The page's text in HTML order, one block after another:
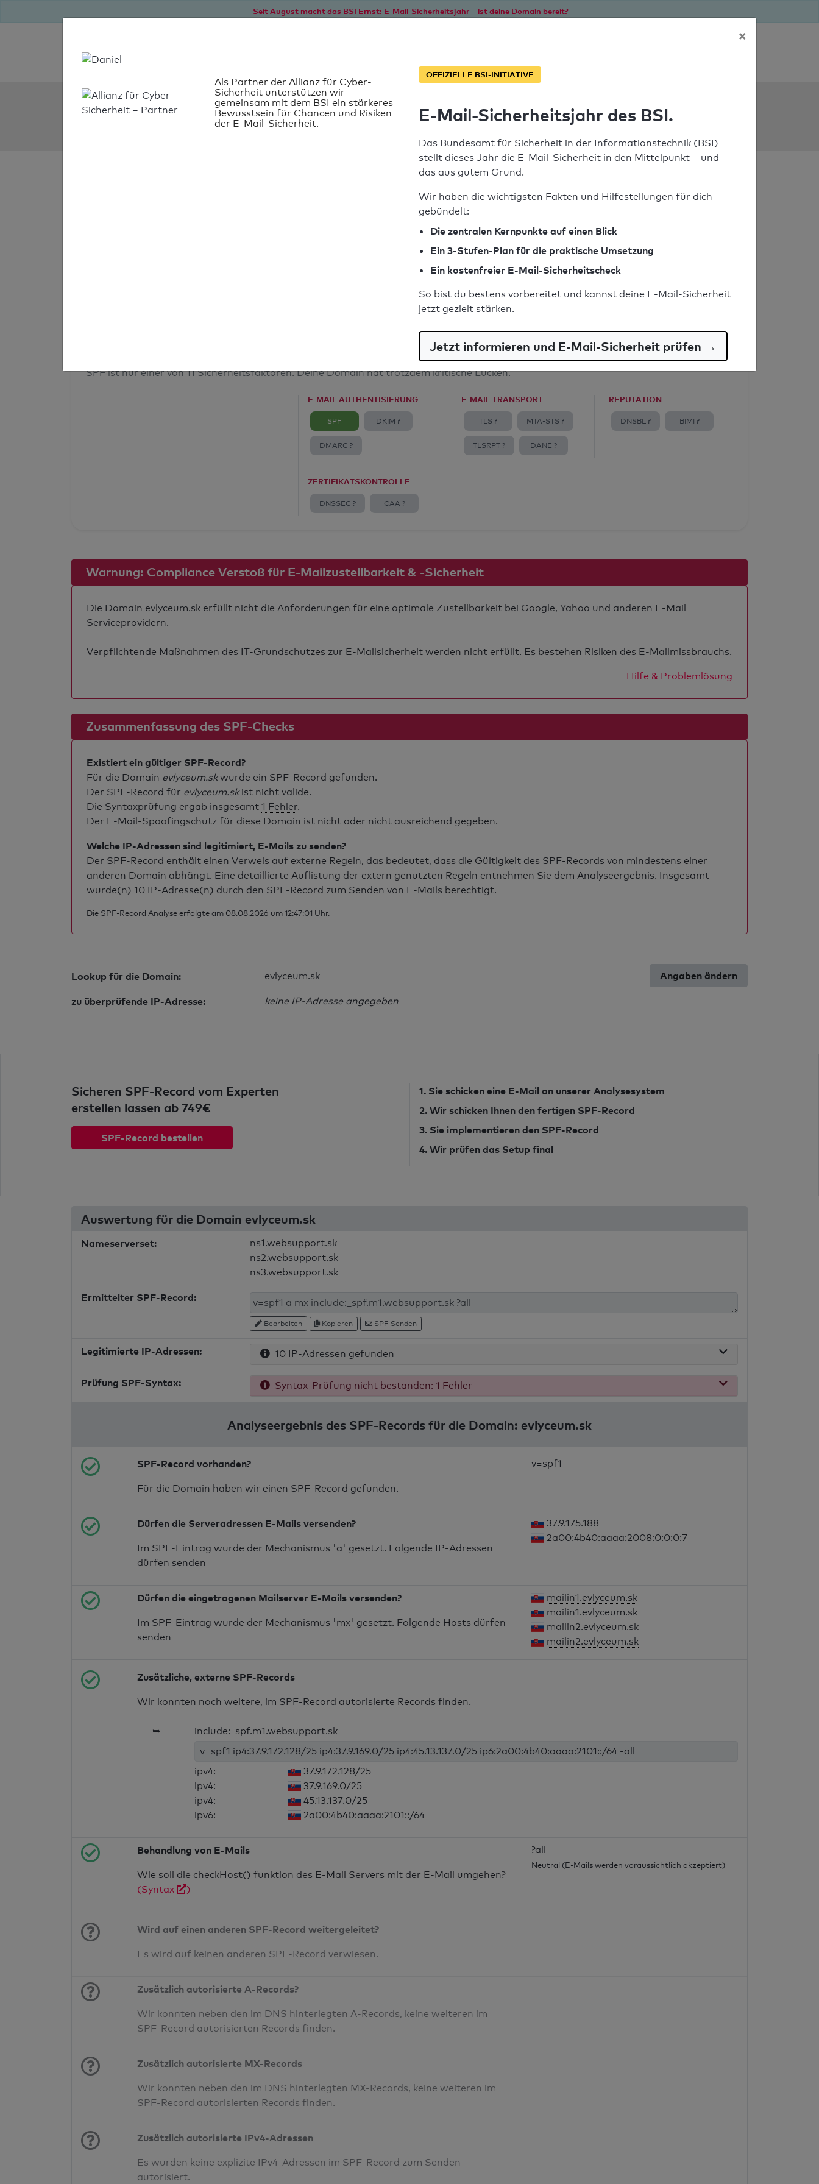
Seit August macht das BSI Ernst: E-Mail-Sicherheitsjahr – ist deine Domain bereit?
SPF Check:
Syntaxprüfung: 1 Fehler
SPF ist nur einer von 11 Sicherheitsfaktoren. Deine Domain hat trotzdem kritische Lücken.
E-MAIL AUTHENTISIERUNG
SPF DKIM ?
DMARC ?
E-MAIL TRANSPORT
TLS ? MTA-STS ?
TLSRPT ? DANE ?
REPUTATION
DNSBL ? BIMI ?
ZERTIFIKATSKONTROLLE
DNSSEC ? CAA ?
Warnung: Compliance Verstoß für E-Mailzustellbarkeit & -Sicherheit
Die Domain evlyceum.sk erfüllt nicht die Anforderungen für eine optimale Zustellbarkeit bei Google, Yahoo und anderen E-Mail
Serviceprovidern.
Verpflichtende Maßnahmen des IT-Grundschutzes zur E-Mailsicherheit werden nicht erfüllt. Es bestehen Risiken des E-Mailmissbrauchs.
Hilfe & Problemlösung
Zusammenfassung des SPF-Checks
Existiert ein gültiger SPF-Record?
Für die Domain evlyceum.skwurde ein SPF-Record gefunden.
Der SPF-Record für evlyceum.skist nicht valide.
Die Syntaxprüfung ergab insgesamt 1 Fehler.
Der E-Mail-Spoofingschutz für diese Domain ist nicht oder nicht ausreichend gegeben.
Welche IP-Adressen sind legitimiert, E-Mails zu senden?
Der SPF-Record enthält einen Verweis auf externe Regeln, das bedeutet, dass die Gültigkeit des SPF-Records von mindestens einer
anderen Domain abhängt. Eine detaillierte Auflistung der extern genutzten Regeln entnehmen Sie dem Analyseergebnis. Insgesamt
wurde(n) 10 IP-Adresse(n) durch den SPF-Record zum Senden von E-Mails berechtigt.
Die SPF-Record Analyse erfolgte am 08.08.2026 um 12:47:01 Uhr.
Lookup für die Domain: evlyceum.sk
zu überprüfende IP-Adresse: keine IP-Adresse angegeben
Angaben ändern
×
Als Partner der Allianz für Cyber-
Sicherheit unterstützen wir
gemeinsam mit dem BSI ein stärkeres
Bewusstsein für Chancen und Risiken
der E-Mail-Sicherheit.
OFFIZIELLE BSI-INITIATIVE
E-Mail-Sicherheitsjahr des BSI.
Das Bundesamt für Sicherheit in der Informationstechnik (BSI)
stellt dieses Jahr die E-Mail-Sicherheit in den Mittelpunkt – und
das aus gutem Grund.
Wir haben die wichtigsten Fakten und Hilfestellungen für dich
gebündelt:
Die zentralen Kernpunkte auf einen Blick
Ein 3-Stufen-Plan für die praktische Umsetzung
Ein kostenfreier E-Mail-Sicherheitscheck
So bist du bestens vorbereitet und kannst deine E-Mail-Sicherheit
jetzt gezielt stärken.
Jetzt informieren und E-Mail-Sicherheit prüfen →
Sicheren SPF-Record vom Experten
erstellen lassen ab 749€
SPF-Record bestellen
1. Sie schicken eine E-Mail an unserer Analysesystem
2. Wir schicken Ihnen den fertigen SPF-Record
3. Sie implementieren den SPF-Record
4. Wir prüfen das Setup final
Auswertung für die Domain evlyceum.sk
Nameserverset:
ns1.websupport.sk
ns2.websupport.sk
ns3.websupport.sk
Ermittelter SPF-Record:
Bearbeiten Kopieren SPF Senden
Legitimierte IP-Adressen: 10 IP-Adressen gefunden
Prüfung SPF-Syntax: Syntax-Prüfung nicht bestanden: 1 Fehler
Analyseergebnis des SPF-Records für die Domain: evlyceum.sk
SPF-Record vorhanden?
Für die Domain haben wir einen SPF-Record gefunden.
v=spf1
Dürfen die Serveradressen E-Mails versenden?
Im SPF-Eintrag wurde der Mechanismus 'a' gesetzt. Folgende IP-Adressen
dürfen senden
37.9.175.188
2a00:4b40:aaaa:2008:0:0:0:7
Dürfen die eingetragenen Mailserver E-Mails versenden?
Im SPF-Eintrag wurde der Mechanismus 'mx' gesetzt. Folgende Hosts dürfen
senden
mailin1.evlyceum.sk
mailin1.evlyceum.sk
mailin2.evlyceum.sk
mailin2.evlyceum.sk
Zusätzliche, externe SPF-Records
Wir konnten noch weitere, im SPF-Record autorisierte Records finden.
➥
include:_spf.m1.websupport.sk
v=spf1 ip4:37.9.172.128/25 ip4:37.9.169.0/25 ip4:45.13.137.0/25 ip6:2a00:4b40:aaaa:2101::/64 -all
ipv4:
37.9.172.128/25
ipv4:
37.9.169.0/25
ipv4:
45.13.137.0/25
ipv6:
2a00:4b40:aaaa:2101::/64
Behandlung von E-Mails
Wie soll die checkHost() funktion des E-Mail Servers mit der E-Mail umgehen?
(Syntax
)
?all
Neutral (E-Mails werden voraussichtlich akzeptiert)
Wird auf einen anderen SPF-Record weitergeleitet?
Es wird auf keinen anderen SPF-Record verwiesen.
Zusätzlich autorisierte A-Records?
Wir konnten neben den im DNS hinterlegten A-Records, keine weiteren im
SPF-Record autorisierten Records finden.
Zusätzlich autorisierte MX-Records
Wir konnten neben den im DNS hinterlegten MX-Records, keine weiteren im
SPF-Record autorisierten Records finden.
Zusätzlich autorisierte IPv4-Adressen
Es wurden keine explizite IPv4-Adressen im SPF-Record zum Senden
autorisiert.